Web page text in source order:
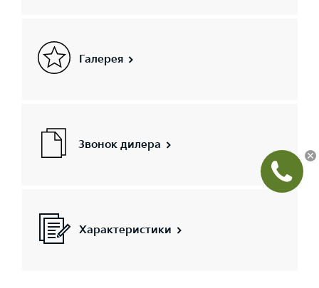
Галерея
Звонок дилера
Характеристики